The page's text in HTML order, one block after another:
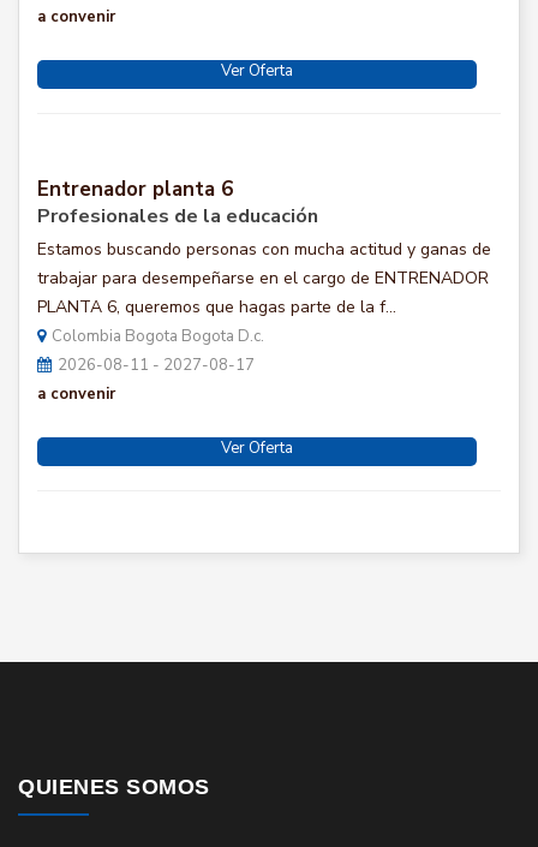
a convenir
Ver Oferta
Entrenador planta 6
Profesionales de la educación
Estamos buscando personas con mucha actitud y ganas de
trabajar para desempeñarse en el cargo de ENTRENADOR
PLANTA 6, queremos que hagas parte de la f...
Colombia Bogota Bogota D.c.
2026-08-11 - 2027-08-17
a convenir
Ver Oferta
QUIENES SOMOS